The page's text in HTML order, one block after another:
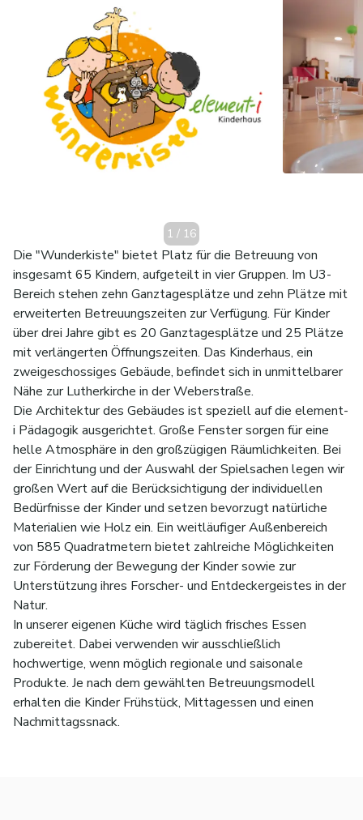
1 / 16
Die "Wunderkiste" bietet Platz für die Betreuung von
insgesamt 65 Kindern, aufgeteilt in vier Gruppen. Im U3-
Bereich stehen zehn Ganztagesplätze und zehn Plätze mit
erweiterten Betreuungszeiten zur Verfügung. Für Kinder
über drei Jahre gibt es 20 Ganztagesplätze und 25 Plätze
mit verlängerten Öffnungszeiten. Das Kinderhaus, ein
zweigeschossiges Gebäude, befindet sich in unmittelbarer
Nähe zur Lutherkirche in der Weberstraße.
Die Architektur des Gebäudes ist speziell auf die element-
i Pädagogik ausgerichtet. Große Fenster sorgen für eine
helle Atmosphäre in den großzügigen Räumlichkeiten. Bei
der Einrichtung und der Auswahl der Spielsachen legen wir
großen Wert auf die Berücksichtigung der individuellen
Bedürfnisse der Kinder und setzen bevorzugt natürliche
Materialien wie Holz ein. Ein weitläufiger Außenbereich
von 585 Quadratmetern bietet zahlreiche Möglichkeiten
zur Förderung der Bewegung der Kinder sowie zur
Unterstützung ihres Forscher- und Entdeckergeistes in der
Natur.
In unserer eigenen Küche wird täglich frisches Essen
zubereitet. Dabei verwenden wir ausschließlich
hochwertige, wenn möglich regionale und saisonale
Produkte. Je nach dem gewählten Betreuungsmodell
erhalten die Kinder Frühstück, Mittagessen und einen
Nachmittagssnack.